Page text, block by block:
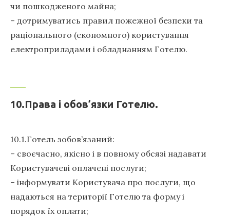
чи пошкодженого майна;
– дотримуватись правил пожежної безпеки та
раціонального (економного) користування
електроприладами і обладнанням Готелю.
10.Права і обов’язки Готелю.
10.1.Готель зобов’язаний:
– своєчасно, якісно і в повному обсязі надавати
Користувачеві оплачені послуги;
– інформувати Користувача про послуги, що
надаються на території Готелю та форму і
порядок їх оплати;